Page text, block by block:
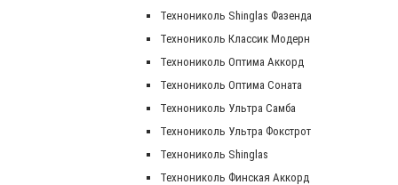
Технониколь Shinglas Фазенда
Технониколь Классик Модерн
Технониколь Оптима Аккорд
Технониколь Оптима Соната
Технониколь Ультра Самба
Технониколь Ультра Фокстрот
Технониколь Shinglas
Технониколь Финская Аккорд